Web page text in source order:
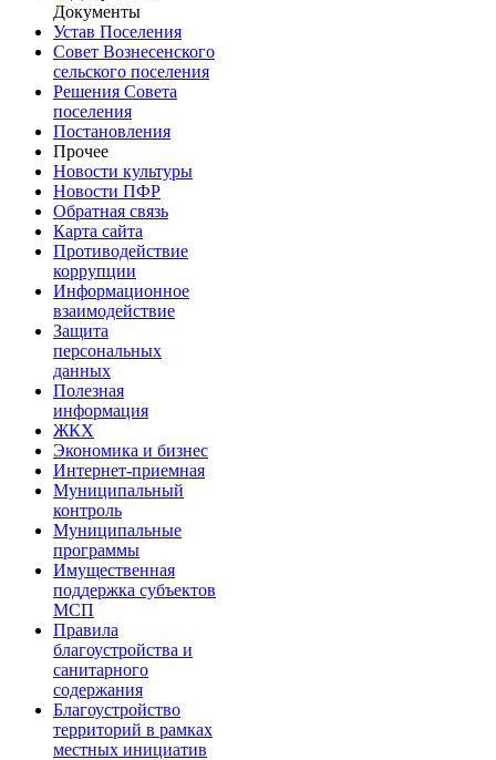
Документы
Устав Поселения
Совет Вознесенского
сельского поселения
Решения Совета
поселения
Постановления
Прочее
Новости культуры
Новости ПФР
Обратная связь
Карта сайта
Противодействие
коррупции
Информационное
взаимодействие
Защита
персональных
данных
Полезная
информация
ЖКХ
Экономика и бизнес
Интернет-приемная
Муниципальный
контроль
Муниципальные
программы
Имущественная
поддержка субъектов
МСП
Правила
благоустройства и
санитарного
содержания
Благоустройство
территорий в рамках
местных инициатив